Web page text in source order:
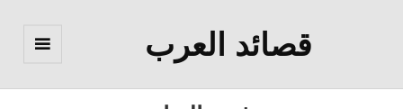
قصائد العرب